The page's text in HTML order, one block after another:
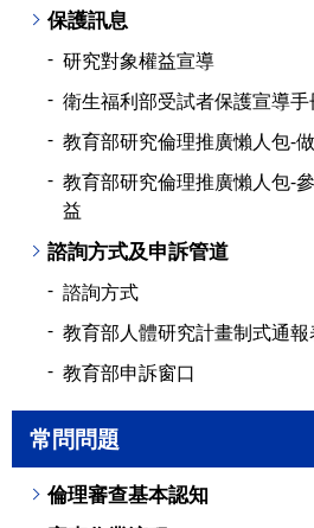
保護訊息
研究對象權益宣導
衛生福利部受試者保護宣導手
教育部研究倫理推廣懶人包-
教育部研究倫理推廣懶人包-
益
諮詢方式及申訴管道
諮詢方式
教育部人體研究計畫制式通報
教育部申訴窗口
常問問題
倫理審查基本認知